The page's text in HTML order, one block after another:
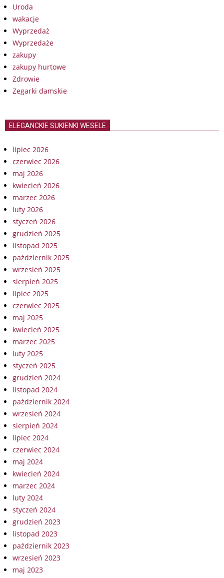
Uroda
wakacje
Wyprzedaż
Wyprzedaże
zakupy
zakupy hurtowe
Zdrowie
Zegarki damskie
ELEGANCKIE SUKIENKI WESELE
lipiec 2026
czerwiec 2026
maj 2026
kwiecień 2026
marzec 2026
luty 2026
styczeń 2026
grudzień 2025
listopad 2025
październik 2025
wrzesień 2025
sierpień 2025
lipiec 2025
czerwiec 2025
maj 2025
kwiecień 2025
marzec 2025
luty 2025
styczeń 2025
grudzień 2024
listopad 2024
październik 2024
wrzesień 2024
sierpień 2024
lipiec 2024
czerwiec 2024
maj 2024
kwiecień 2024
marzec 2024
luty 2024
styczeń 2024
grudzień 2023
listopad 2023
październik 2023
wrzesień 2023
maj 2023